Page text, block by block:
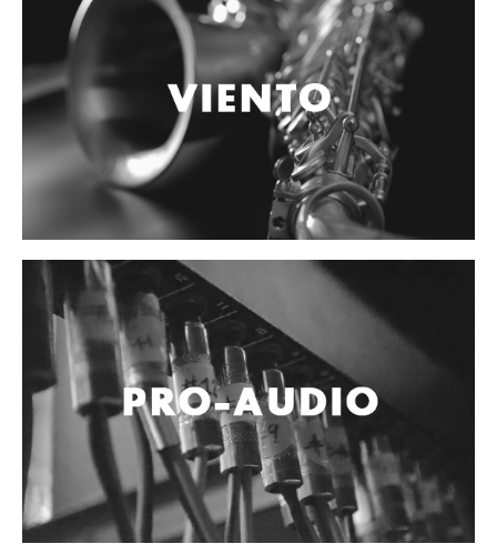
Consolas mezcladoras
Procesadores y efectos
Monitores de estudio
Interfaz para grabación
Audífonos y monitoreo personal
Estantes y soportes
Accesorios
Controladores
Tornamesa
Mezcladora
Interfaz
Agujas
Audifonos